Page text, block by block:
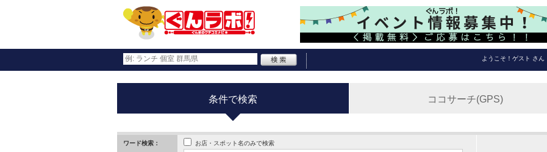
ようこそ！ ゲスト さん
条件で検索 ココサーチ(GPS)
ワード検索： お店・スポット名のみで検索